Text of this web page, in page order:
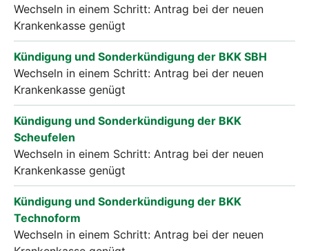
Wechseln in einem Schritt: Antrag bei der neuen
Krankenkasse genügt
Kündigung und Sonderkündigung der BKK SBH
Wechseln in einem Schritt: Antrag bei der neuen
Krankenkasse genügt
Kündigung und Sonderkündigung der BKK
Scheufelen
Wechseln in einem Schritt: Antrag bei der neuen
Krankenkasse genügt
Kündigung und Sonderkündigung der BKK
Technoform
Wechseln in einem Schritt: Antrag bei der neuen